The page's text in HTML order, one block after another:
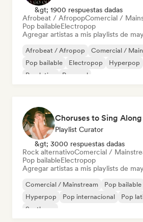
&gt; 1900 respuestas dadas
Afrobeat / AfropopComercial /
Pop bailableElectropop
Agregar artistas a mis playlists de
Afrobeat / Afropop
Comercial /
Pop bailable
Electropop Hyperpop
Pop latino
Pop soul
Choruses to Sing Along
Playlist Curator
&gt; 3000 respuestas dadas
Rock alternativoComercial /
Pop bailableElectropop
Agregar artistas a mis playlists de
Comercial / Mainstream Pop bailable
Hyperpop
Pop internacional Pop
Synthpop